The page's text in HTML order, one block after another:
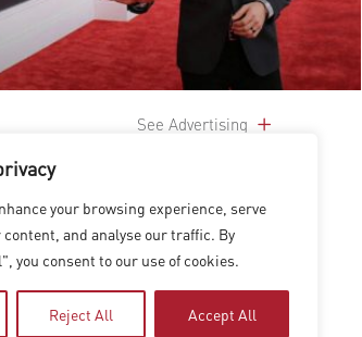
your browsing experience, serve
and analyse our traffic. By
you consent to our use of cookies.
Reject All Accept All
See Advertising
|